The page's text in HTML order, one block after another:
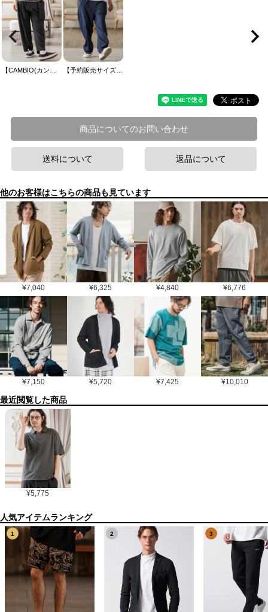
商品についてのお問い合わせ
送料について 返品について
他のお客様はこちらの商品も見ています
¥7,040 ¥6,325 ¥4,840 ¥6,776
¥7,150 ¥5,720 ¥7,425 ¥10,010
最近閲覧した商品
¥5,775
1 2 3